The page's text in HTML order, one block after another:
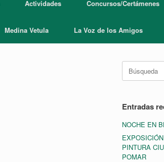
Actividades Concursos/Certámenes
Medina Vetula La Voz de los Amigos
Buscar:
Entradas
NOCHE EN
PINTURA
POMAR